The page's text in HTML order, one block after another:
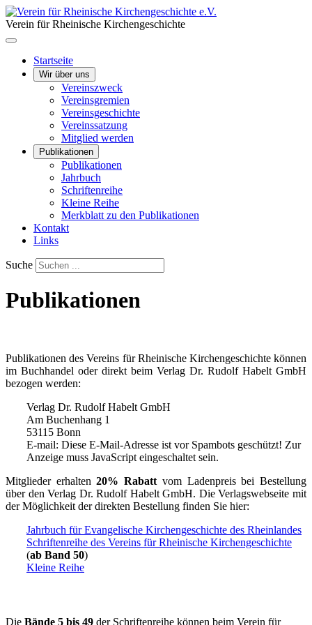
Verein für Rheinische Kirchengeschichte
Startseite
Wir über uns
Vereinszweck
Vereinsgremien
Vereinsgeschichte
Vereinssatzung
Mitglied werden
Publikationen
Publikationen
Jahrbuch
Schriftenreihe
Kleine Reihe
Merkblatt zu den Publikationen
Kontakt
Links
Suche
Publikationen
Publikationen des Vereins für Rheinische Kirchengeschichte können
im Buchhandel oder direkt beim Verlag Dr. Rudolf Habelt GmbH
bezogen werden:
Verlag Dr. Rudolf Habelt GmbH
Am Buchenhang 1
53115 Bonn
E-mail: Diese E-Mail-Adresse ist vor Spambots geschützt! Zur
Anzeige muss JavaScript eingeschaltet sein.
Mitglieder erhalten20% Rabatt vom Ladenpreis bei Bestellung
über den Verlag Dr. Rudolf Habelt GmbH. Die Verlagswebseite mit
der Möglichkeit der direkten Bestellung finden Sie hier:
Jahrbuch für Evangelische Kirchengeschichte des Rheinlandes
Schriftenreihe des Vereins für Rheinische Kirchengeschichte
(ab Band 50)
Kleine Reihe
Die Bände 5 bis 49 der Schriftenreihe können beim Verein für